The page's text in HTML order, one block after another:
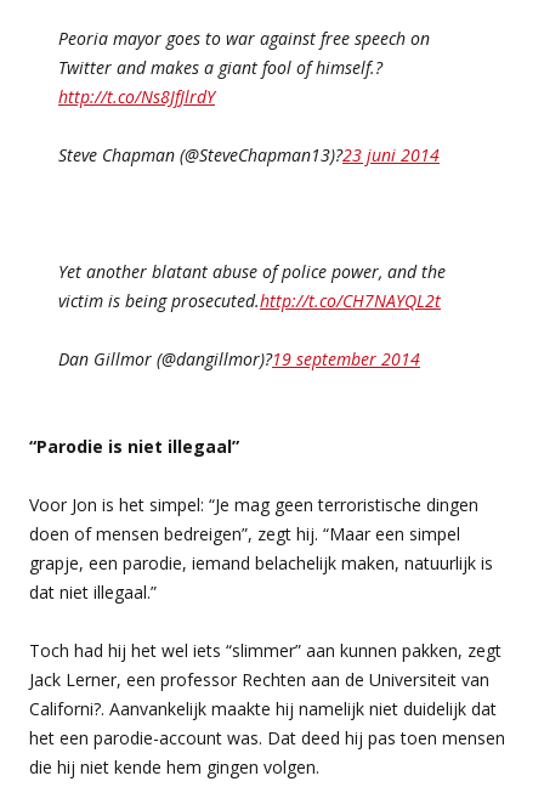
Peoria mayor goes to war against free speech on
Twitter and makes a giant fool of himself.?
http://t.co/Ns8JfJlrdY
Steve Chapman (@SteveChapman13)?23 juni 2014
Yet another blatant abuse of police power, and the
victim is being prosecuted.http://t.co/CH7NAYQL2t
Dan Gillmor (@dangillmor)?19 september 2014
“Parodie is niet illegaal”
Voor Jon is het simpel: “Je mag geen terroristische dingen
doen of mensen bedreigen”, zegt hij. “Maar een simpel
grapje, een parodie, iemand belachelijk maken, natuurlijk is
dat niet illegaal.”
Toch had hij het wel iets “slimmer” aan kunnen pakken, zegt
Jack Lerner, een professor Rechten aan de Universiteit van
Californi?. Aanvankelijk maakte hij namelijk niet duidelijk dat
het een parodie-account was. Dat deed hij pas toen mensen
die hij niet kende hem gingen volgen.